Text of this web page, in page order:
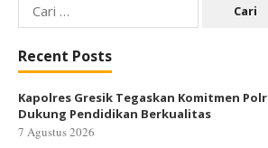
Cari
untuk:
Recent Posts
Kapolres Gresik Tegaskan Komitmen
Dukung Pendidikan Berkualitas
7 Agustus 2026